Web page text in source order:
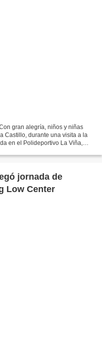
gran alegría, niños y niñas
Castillo, durante una visita a la
en el Polideportivo La Viña,
jornada de
Low Center